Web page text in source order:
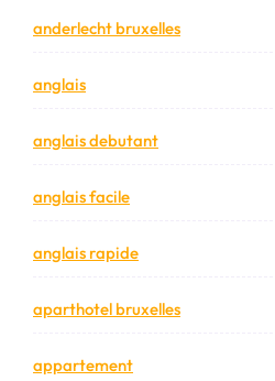
anderlecht bruxelles
anglais
anglais debutant
anglais facile
anglais rapide
aparthotel bruxelles
appartement